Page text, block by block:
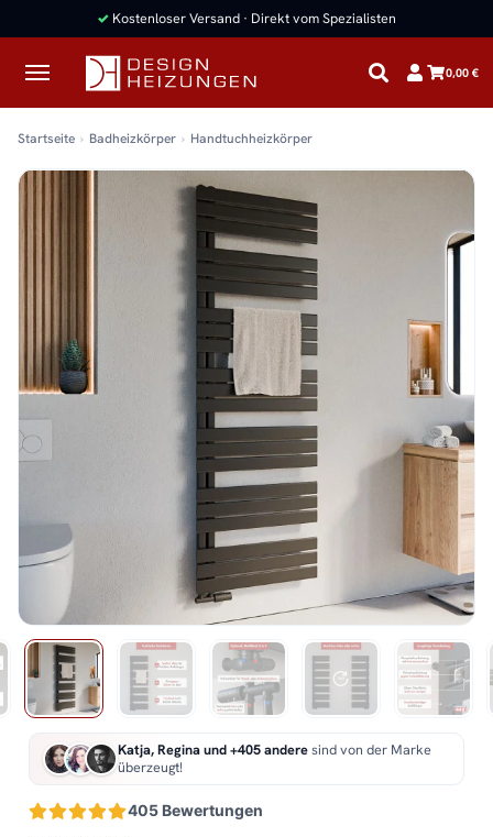
✓ Kostenloser Versand · Direkt vom Spezialisten
0,00 €
Startseite Badheizkörper Handtuchheizkörper
405 Bewertungen
Katja, Regina und +405 anderesind von der Marke
überzeugt!